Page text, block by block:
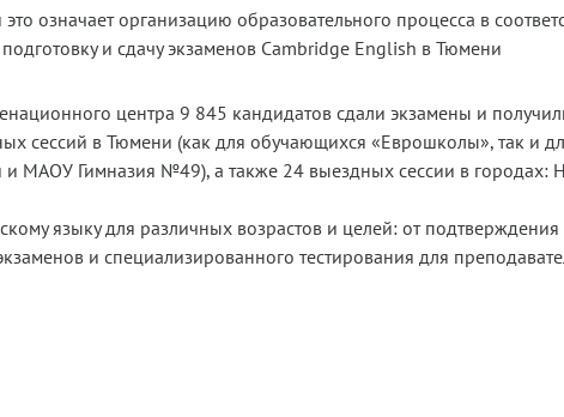
означает организацию образовательного процесса в
и сдачу экзаменов Cambridge English в Тюмени
центра 9 845 кандидатов сдали экзамены и
сессий в Тюмени (как для обучающихся «Еврошколы», так и
МАОУ Гимназия №49), а также 24 выездных сессии в городах:
языку для различных возрастов и целей: от
и специализированного тестирования для